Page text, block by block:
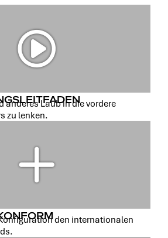
anderes Laub in die vordere
zu lenken.
den internationalen